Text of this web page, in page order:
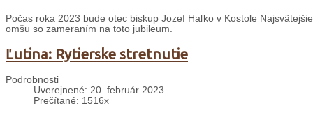
Počas roka 2023 bude otec biskup Jozef Haľko v Kostole
omšu so zameraním na toto jubileum.
Ľutina: Rytierske stretnutie
Podrobnosti
Uverejnené: 20. február 2023
Prečítané: 1516x